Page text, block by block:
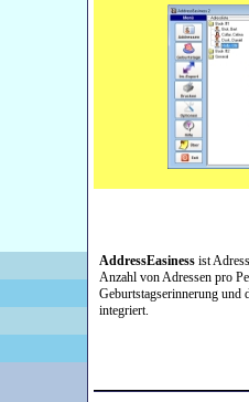
AddressEasiness ist
Anzahl von Adressen pro
Geburtstagserinnerung und
integriert.